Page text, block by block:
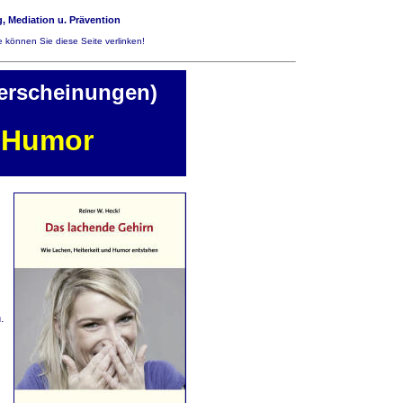
Mediation u. Prävention
können Sie diese Seite verlinken!